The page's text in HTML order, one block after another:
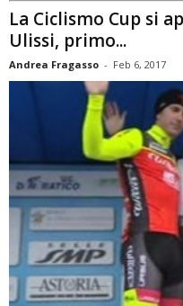
La Ciclismo Cup si
Ulissi, primo...
Andrea Fragasso - Feb 6, 2017